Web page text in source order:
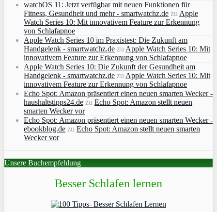
watchOS 11: Jetzt verfügbar mit neuen Funktionen für
Fitness, Gesundheit und mehr - smartwatchz.de zuApple
Watch Series 10: Mit innovativem Feature zur Erkennung
von Schlafapnoe
Apple Watch Series 10 im Praxistest: Die Zukunft am
Handgelenk - smartwatchz.de zuApple Watch Series 10: Mit
innovativem Feature zur Erkennung von Schlafapnoe
Apple Watch Series 10: Die Zukunft der Gesundheit am
Handgelenk - smartwatchz.de zuApple Watch Series 10: Mit
innovativem Feature zur Erkennung von Schlafapnoe
Echo Spot: Amazon präsentiert einen neuen smarten Wecker -
haushaltstipps24.de zu Echo Spot: Amazon stellt neuen
smarten Wecker vor
Echo Spot: Amazon präsentiert einen neuen smarten Wecker -
ebookblog.de zu Echo Spot: Amazon stellt neuen smarten
Wecker vor
Unsere Buchempfehlung
Besser Schlafen lernen